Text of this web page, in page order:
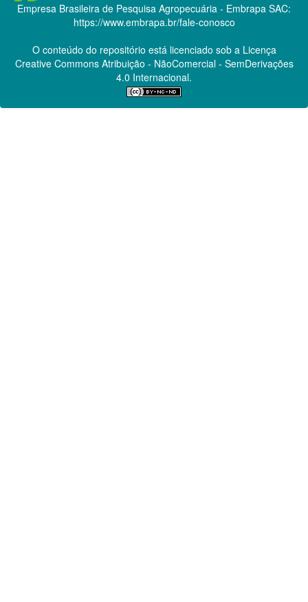
Empresa Brasileira de Pesquisa Agropecuária - Embrapa SAC:
https://www.embrapa.br/fale-conosco
O conteúdo do repositório está licenciado sob a Licença
Creative CommonsAtribuição - NãoComercial - SemDerivações
4.0 Internacional.